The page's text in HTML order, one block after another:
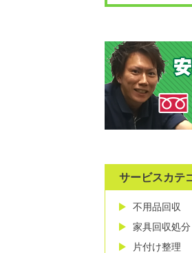
サービスカテ
不用品回収
家具回収処分
片付け整理